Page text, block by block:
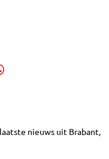
nieuws uit Brabant,